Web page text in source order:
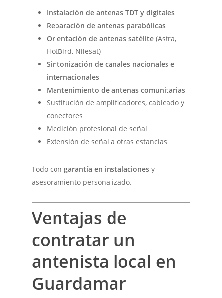
Instalación de antenas TDT y digitales
Reparación de antenas parabólicas
Orientación de antenas satélite (Astra,
HotBird, Nilesat)
Sintonización de canales nacionales e
internacionales
Mantenimiento de antenas comunitarias
Sustitución de amplificadores, cableado y
conectores
Medición profesional de señal
Extensión de señal a otras estancias
Todo congarantía en instalaciones y
asesoramiento personalizado.
Ventajas de
contratar un
antenista local en
Guardamar